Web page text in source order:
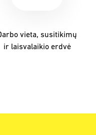
vieta, susitikimų
ir laisvalaikio erdvė